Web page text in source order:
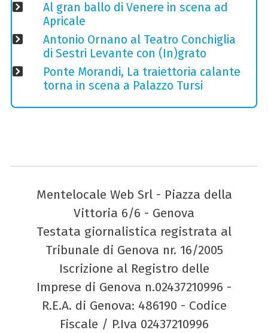
Al gran ballo di Venere in scena ad
Apricale
Antonio Ornano al Teatro Conchiglia
di Sestri Levante con (In)grato
Ponte Morandi, La traiettoria calante
torna in scena a Palazzo Tursi
Mentelocale Web Srl - Piazza della
Vittoria 6/6 - Genova
Testata giornalistica registrata al
Tribunale di Genova nr. 16/2005
Iscrizione al Registro delle
Imprese di Genova n.02437210996 -
R.E.A. di Genova: 486190 - Codice
Fiscale / P.Iva 02437210996